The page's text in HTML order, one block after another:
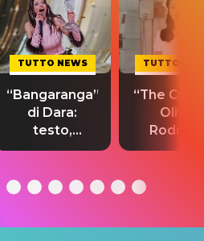
TUTTO NEWS
“Bangaranga”
di Dara:
testo,
traduzione e
del singolo
TUTTO
“The
Olivia
testo,